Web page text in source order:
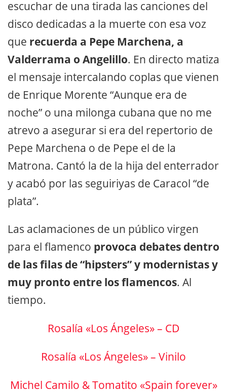
escuchar de una tirada las canciones del
disco dedicadas a la muerte con esa voz
que recuerda a Pepe Marchena, a
Valderrama o Angelillo. En directo matiza
el mensaje intercalando coplas que vienen
de Enrique Morente “Aunque era de
noche” o una milonga cubana que no me
atrevo a asegurar si era del repertorio de
Pepe Marchena o de Pepe el de la
Matrona. Cantó la de la hija del enterrador
y acabó por las seguiriyas de Caracol “de
plata”.
Las aclamaciones de un público virgen
para el flamenco provoca debates dentro
de las filas de “hipsters” y modernistas y
muy pronto entre los flamencos. Al
tiempo.
Rosalía «Los Ángeles» – CD
Rosalía «Los Ángeles» – Vinilo
Michel Camilo & Tomatito «Spain forever»